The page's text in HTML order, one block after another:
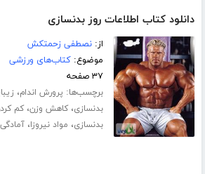
دانلود کتاب اطلاعات روز بدنسازی
از:نصطفی زحمتکش
موضوع:کتاب‌های ورزشی
۳۷ صفحه
برچسب‌ها: پرورش اندام،
بدنسازی،کاهش وزن،کم
بدنسازی، مواد نیروزا،